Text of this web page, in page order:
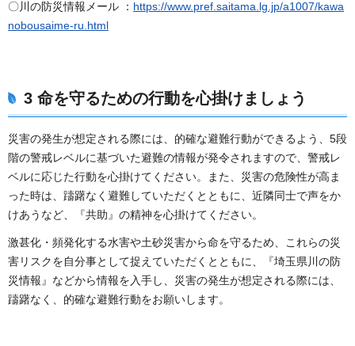
〇川の防災情報メール ： https://www.pref.saitama.lg.jp/a1007/kawa
nobousaime-ru.html
3 命を守るための行動を心掛けましょう
災害の発生が想定される際には、的確な避難行動ができるよう、5段
階の警戒レベルに基づいた避難の情報が発令されますので、警戒レ
ベルに応じた行動を心掛けてください。また、災害の危険性が高ま
った時は、躊躇なく避難していただくとともに、近隣同士で声をか
けあうなど、『共助』の精神を心掛けてください。
激甚化・頻発化する水害や土砂災害から命を守るため、これらの災
害リスクを自分事として捉えていただくとともに、『埼玉県川の防
災情報』などから情報を入手し、災害の発生が想定される際には、
躊躇なく、的確な避難行動をお願いします。